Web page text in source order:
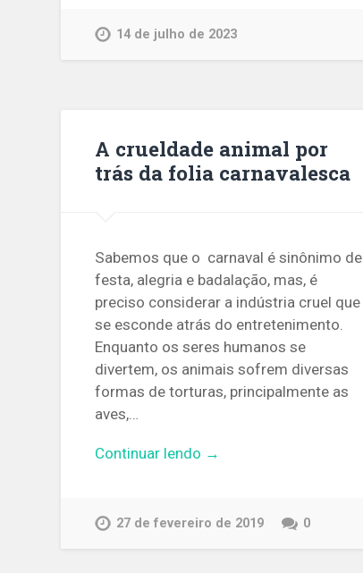
14 de julho de 2023
A crueldade animal por
trás da folia carnavalesca
Sabemos que o carnaval é sinônimo de
festa, alegria e badalação, mas, é
preciso considerar a indústria cruel que
se esconde atrás do entretenimento.
Enquanto os seres humanos se
divertem, os animais sofrem diversas
formas de torturas, principalmente as
aves,…
Continuar lendo →
27 de fevereiro de 2019 0